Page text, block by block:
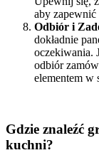
aby zapewnić
Odbiór i
dokładnie
oczekiwania.
odbiór
elementem w
Gdzie znaleźć
kuchni?